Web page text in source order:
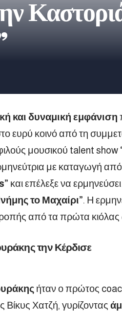
και δυναμική εμφάνιση
ευρύ κοινό από τη
μουσικού talent show
με καταγωγή
και επέλεξε να
το Μαχαίρι”. Η
από τα πρώτα
την Κέρδισε
ήταν ο πρώτος
Βίκυς Χατζή, γυρίζοντας